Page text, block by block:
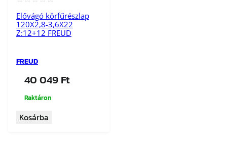
Elővágó körfűrészlap
120X2,8-3,6X22
Z:12+12 FREUD
FREUD
40 049Ft
Raktáron
Kosárba